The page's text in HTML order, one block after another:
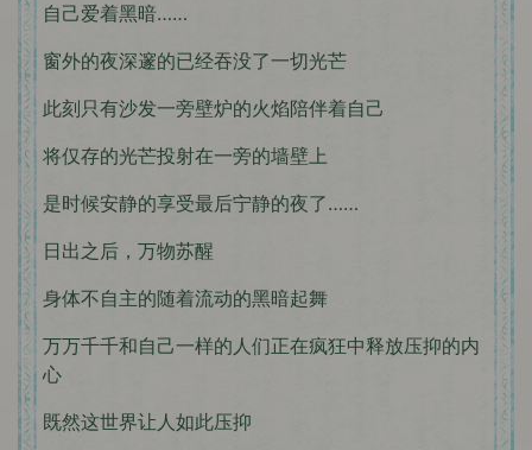
自己爱着黑暗……
窗外的夜深邃的已经吞没了一切光芒
此刻只有沙发一旁壁炉的火焰陪伴着自己
将仅存的光芒投射在一旁的墙壁上
是时候安静的享受最后宁静的夜了……
日出之后，万物苏醒
身体不自主的随着流动的黑暗起舞
万万千千和自己一样的人们正在疯狂中释放压抑的内
心
既然这世界让人如此压抑